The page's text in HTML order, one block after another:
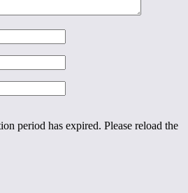
period has expired. Please reload the